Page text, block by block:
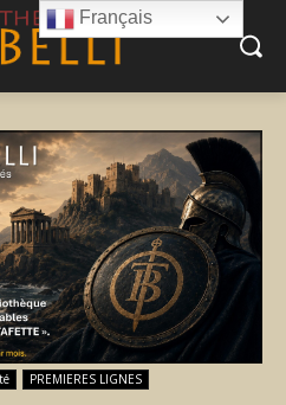
PREMIERES LIGNES
Français